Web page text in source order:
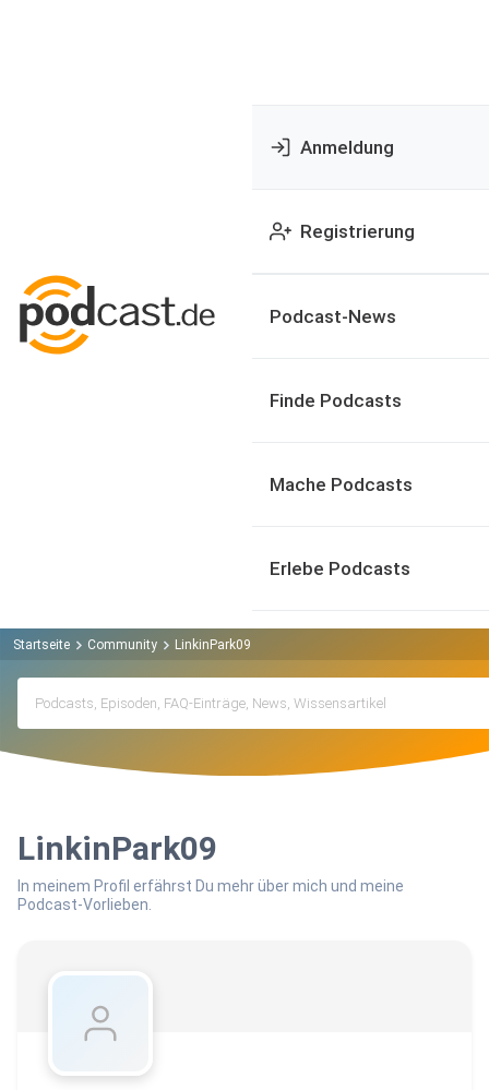
Anmeldung
Registrierung
Podcast-News
Finde Podcasts
Mache Podcasts
Erlebe Podcasts
Startseite Community LinkinPark09
LinkinPark09
In meinem Profil erfährst Du mehr über mich und meine
Podcast-Vorlieben.